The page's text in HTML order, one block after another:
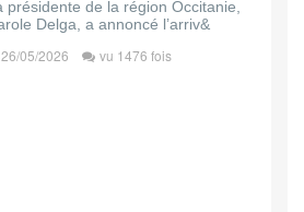
présidente de la région Occitanie,
Delga, a annoncé l’arriv&
26/05/2026 vu 1476 fois